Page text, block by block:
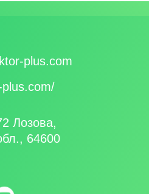
plus.com
Лозова,
64600